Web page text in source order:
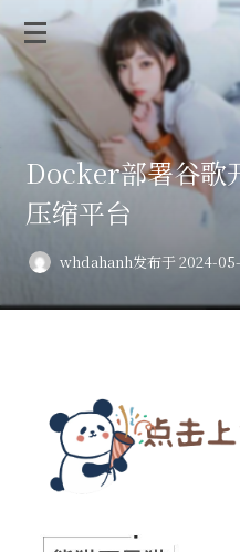
Docker部署谷歌
压缩平台
whdahanh发布于 2024-